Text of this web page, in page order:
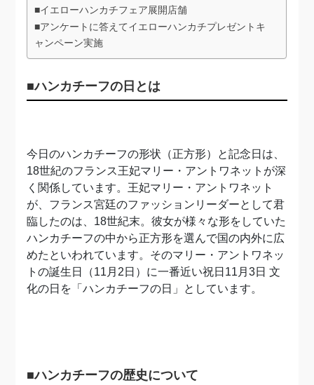
■イエローハンカチフェア展開店舗
■アンケートに答えてイエローハンカチプレゼントキ
ャンペーン実施
■ハンカチーフの日とは
今日のハンカチーフの形状（正方形）と記念日は、
18世紀のフランス王妃マリー・アントワネットが深
く関係しています。王妃マリー・アントワネット
が、フランス宮廷のファッションリーダーとして君
臨したのは、18世紀末。彼女が様々な形をしていた
ハンカチーフの中から正方形を選んで国の内外に広
めたといわれています。そのマリー・アントワネッ
トの誕生日（11月2日）に一番近い祝日11月3日 文
化の日を「ハンカチーフの日」としています。
■ハンカチーフの歴史について